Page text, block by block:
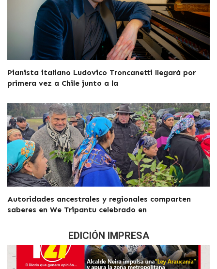
Pianista italiano Ludovico Troncanetti llegará por
primera vez a Chile junto a la
Autoridades ancestrales y regionales comparten
saberes en We Tripantu celebrado en
EDICIÓN IMPRESA